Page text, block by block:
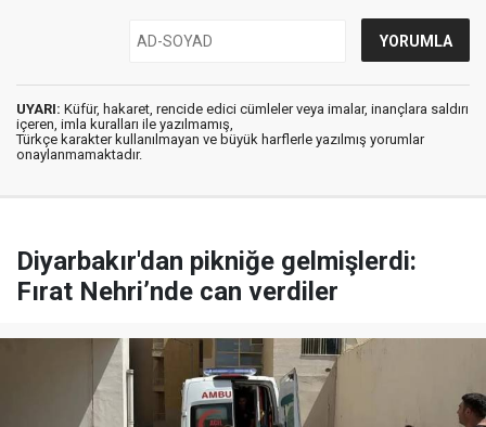
UYARI: Küfür, hakaret, rencide edici cümleler veya imalar, inançlara saldırı
içeren, imla kuralları ile yazılmamış,
Türkçe karakter kullanılmayan ve büyük harflerle yazılmış yorumlar
onaylanmamaktadır.
Diyarbakır'dan pikniğe gelmişlerdi:
Fırat Nehri’nde can verdiler